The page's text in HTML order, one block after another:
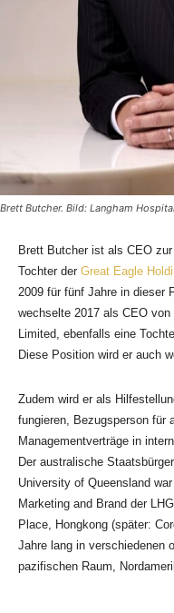
Brett Butcher. Bild: Langham
Brett Butcher ist als CEO zur
Tochter der Great Eagle
2009 für fünf Jahre in dieser
wechselte 2017 als CEO
Limited, ebenfalls eine
Diese Position wird er auch
Zudem wird er als
fungieren, Bezugsperson für
Managementverträge in
Der australische
University of Queensland
Marketing and Brand der
Place, Hongkong (später:
Jahre lang in verschiedenen
pazifischen Raum,